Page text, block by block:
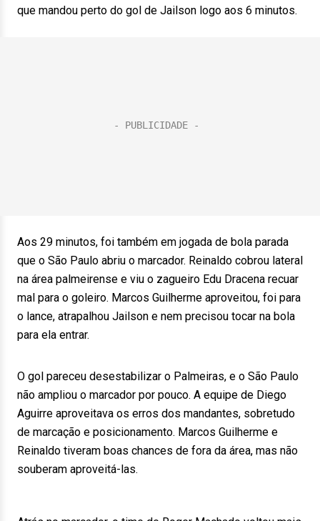
que mandou perto do gol de Jailson logo aos 6 minutos.
Aos 29 minutos, foi também em jogada de bola parada
que o São Paulo abriu o marcador. Reinaldo cobrou lateral
na área palmeirense e viu o zagueiro Edu Dracena recuar
mal para o goleiro. Marcos Guilherme aproveitou, foi para
o lance, atrapalhou Jailson e nem precisou tocar na bola
para ela entrar.
O gol pareceu desestabilizar o Palmeiras, e o São Paulo
não ampliou o marcador por pouco. A equipe de Diego
Aguirre aproveitava os erros dos mandantes, sobretudo
de marcação e posicionamento. Marcos Guilherme e
Reinaldo tiveram boas chances de fora da área, mas não
souberam aproveitá-las.